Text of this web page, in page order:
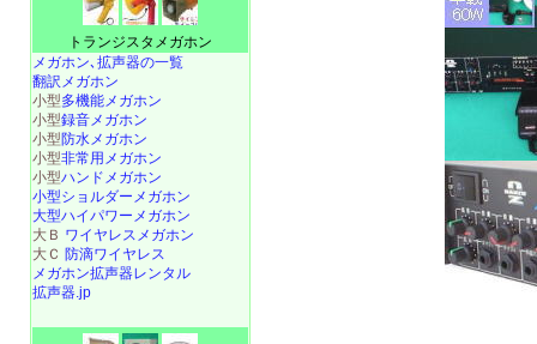
トランジスタメガホン
メガホン､拡声器の一覧
翻訳メガホン
小型多機能メガホン
小型録音メガホン
小型防水メガホン
小型非常用メガホン
小型ハンドメガホン
小型ショルダーメガホン
大型ハイパワーメガホン
大Ｂ ワイヤレスメガホン
大Ｃ 防滴ワイヤレス
メガホン拡声器レンタル
拡声器.jp